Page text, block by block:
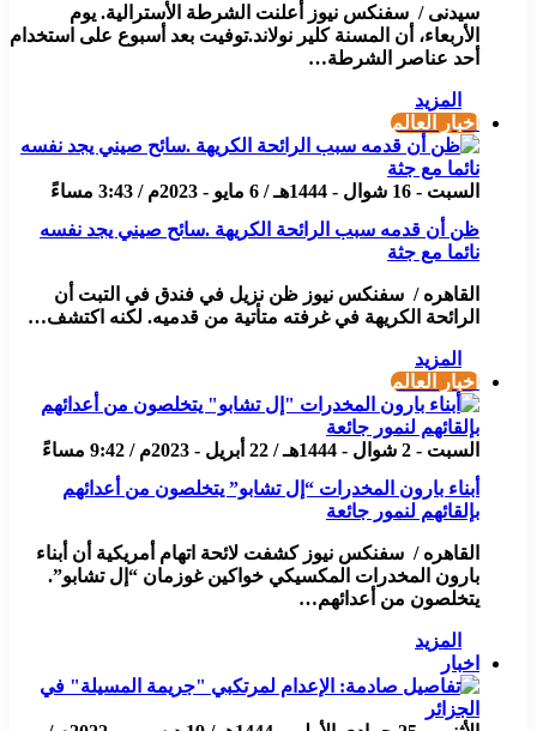
سيدنى / سفنكس نيوز أعلنت الشرطة الأسترالية. يوم
الأربعاء، أن المسنة كلير نولاند.توفيت بعد أسبوع على استخدام
أحد عناصر الشرطة…
المزيد
أخبار العالم
السبت - 16 شوال - 1444هـ / 6 مايو - 2023م / 3:43 مساءً
ظن أن قدمه سبب الرائحة الكريهة .سائح صيني يجد نفسه
نائما مع جثة
القاهره / سفنكس نيوز ظن نزيل في فندق في التبت أن
الرائحة الكريهة في غرفته متأتية من قدميه. لكنه اكتشف…
المزيد
أخبار العالم
السبت - 2 شوال - 1444هـ / 22 أبريل - 2023م / 9:42 مساءً
أبناء بارون المخدرات “إل تشابو” يتخلصون من أعدائهم
بإلقائهم لنمور جائعة
القاهره / سفنكس نيوز كشفت لائحة اتهام أمريكية أن أبناء
بارون المخدرات المكسيكي خواكين غوزمان “إل تشابو”.
يتخلصون من أعدائهم…
المزيد
اخبار